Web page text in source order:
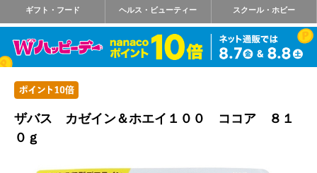
ギフト・フード ヘルス・ビューティー スクール・ホビー
ザバス カゼイン＆ホエイ１００ ココア ８１
０ｇ